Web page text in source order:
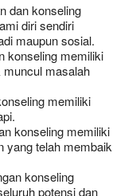
dan konseling
diri sendiri
maupun sosial.
konseling memiliki
muncul masalah
memiliki
konseling memiliki
yang telah membaik
konseling
potensi dan